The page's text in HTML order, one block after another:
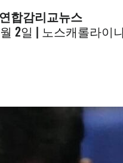
합감리교뉴스
2일 | 노스캐롤라이